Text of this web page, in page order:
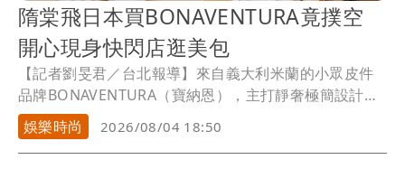
隋棠飛日本買BONAVENTURA竟撲空
開心現身快閃店逛美包
【記者劉旻君／台北報導】來自義大利米蘭的小眾皮件
品牌BONAVENTURA（寶納恩），主打靜奢極簡設計以
及與愛馬仕（Hermès）同等級的頂級皮革，細膩質感受
到不少時尚愛好者青睞，近日品牌選在微風信義2樓打造
台灣首間快閃店，今（4）日邀請女星隋棠優雅現身，早
娛樂時尚 2026/08/04 18:50